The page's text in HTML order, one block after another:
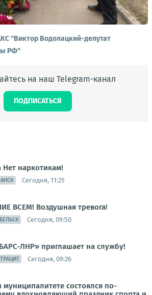
"Виктор Водолацкий-депутат
РФ"
на наш Telegram-канал
ПОДПИСАТЬСЯ
Нет наркотикам!
Сегодня, 11:25
ВСЕМ! Воздушная тревога!
Сегодня, 09:50
ЛНР» приглашает на службу!
Сегодня, 09:26
состоялся по-